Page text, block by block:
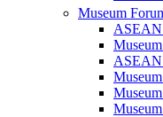
Museum
ASEAN
ASEAN